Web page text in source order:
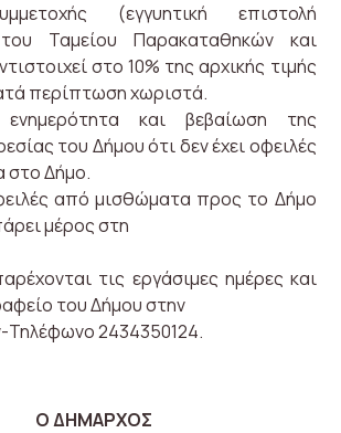
(εγγυητική επιστολή
Ταμείου Παρακαταθηκών και
στο 10% της αρχικής τιμής
περίπτωση χωριστά.
ενημερότητα και βεβαίωση της
του Δήμου ότι δεν έχει οφειλές
στο Δήμο.
από μισθώματα προς το Δήμο
μέρος στη
τις εργάσιμες ημέρες και
του Δήμου στην
2434350124.
Ο ΔΗΜΑΡΧΟΣ